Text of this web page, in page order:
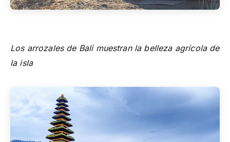
Los arrozales de Bali muestran la belleza agrícola de
la isla